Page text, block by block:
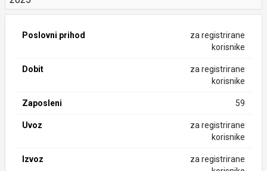
Poslovni prihod
za registrirane
korisnike
Dobit
za registrirane
korisnike
Zaposleni 59
Uvoz
za registrirane
korisnike
Izvoz
za registrirane